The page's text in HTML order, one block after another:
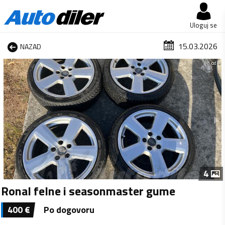
Uloguj se
NAZAD 15.03.2026
1 od 4
4
Ronal felne i seasonmaster gume
400€ Po dogovoru